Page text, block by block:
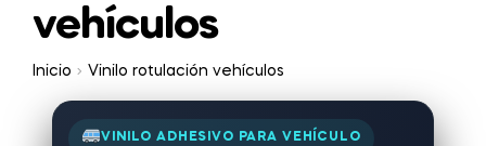
vehículos
Inicio Vinilo rotulación vehículos
VINILO ADHESIVO PARA VEHÍCULO